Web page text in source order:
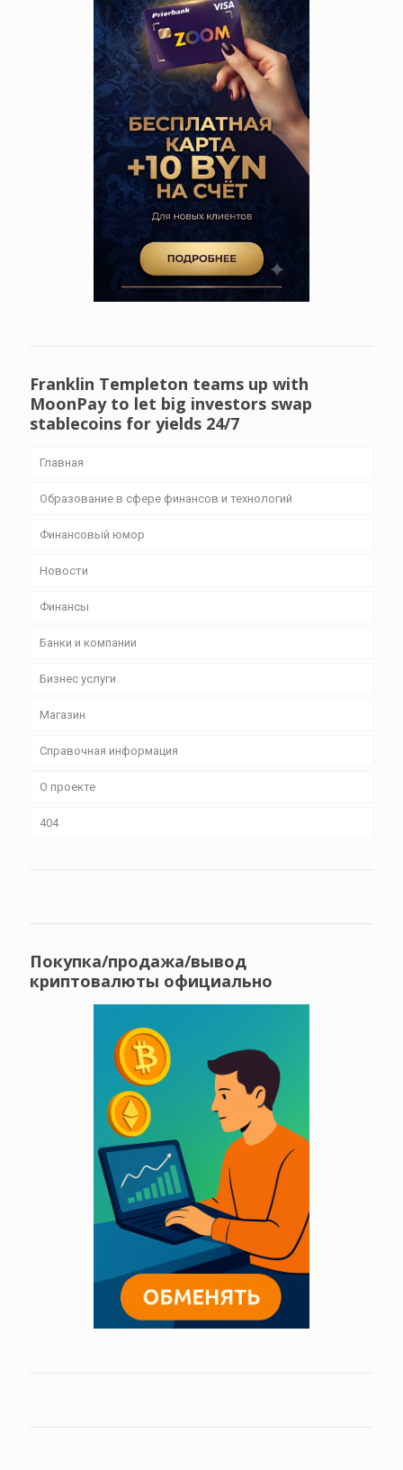
Franklin Templeton teams up with
MoonPay to let big investors swap
stablecoins for yields 24/7
Главная
Образование в сфере финансов и технологий
Финансовый юмор
Новости
Финансы
Банки и компании
Бизнес уcлуги
Магазин
Справочная информация
О проекте
404
Покупка/продажа/вывод
криптовалюты официально